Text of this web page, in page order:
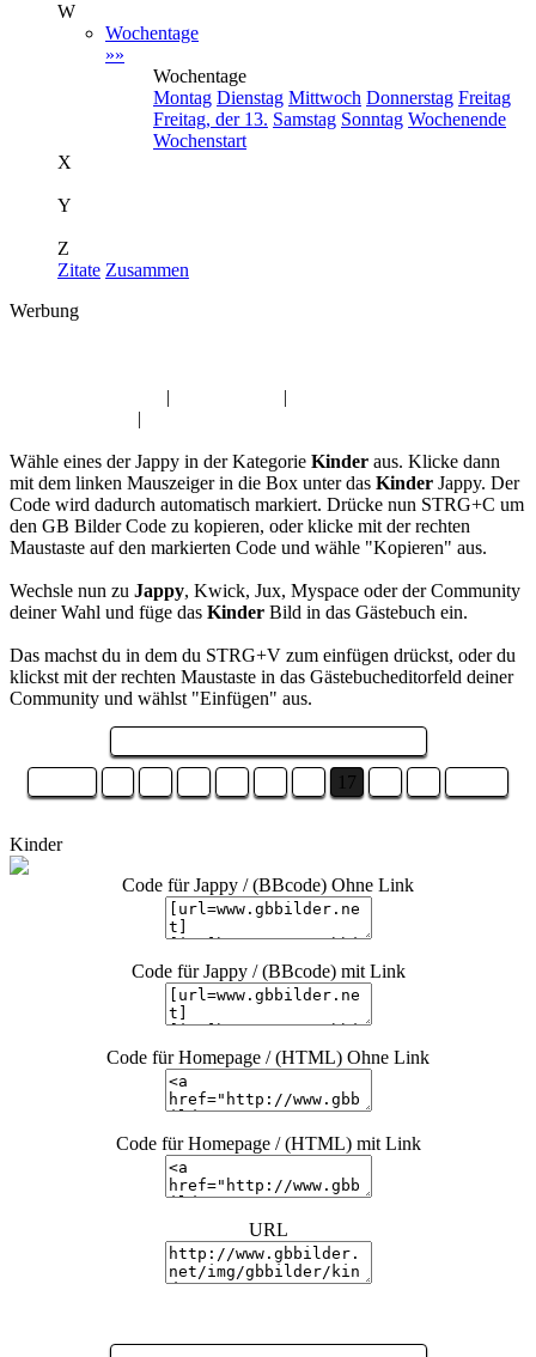
W
Wochentage
»»
Wochentage
Montag Dienstag Mittwoch Donnerstag Freitag
Freitag, der 13. Samstag Sonntag Wochenende
Wochenstart
X
Y
Z
Zitate Zusammen
Werbung
| |
|
Wähle eines der Jappy in der Kategorie Kinder aus. Klicke dann
mit dem linken Mauszeiger in die Box unter das Kinder Jappy. Der
Code wird dadurch automatisch markiert. Drücke nun STRG+C um
den GB Bilder Code zu kopieren, oder klicke mit der rechten
Maustaste auf den markierten Code und wähle "Kopieren" aus.
Wechsle nun zu Jappy, Kwick, Jux, Myspace oder der Community
deiner Wahl und füge das Kinder Bild in das Gästebuch ein.
Das machst du in dem du STRG+V zum einfügen drückst, oder du
klickst mit der rechten Maustaste in das Gästebucheditorfeld deiner
Community und wählst "Einfügen" aus.
17
Kinder
Code für Jappy / (BBcode) Ohne Link
Code für Jappy / (BBcode) mit Link
Code für Homepage / (HTML) Ohne Link
Code für Homepage / (HTML) mit Link
URL